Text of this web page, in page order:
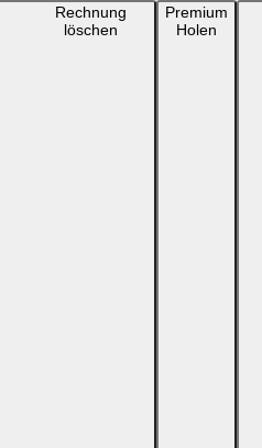
Rechnung
löschen
Premium
Holen